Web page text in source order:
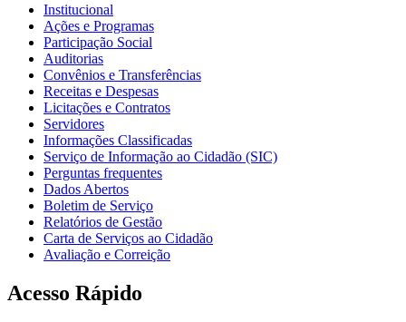
Institucional
Ações e Programas
Participação Social
Auditorias
Convênios e Transferências
Receitas e Despesas
Licitações e Contratos
Servidores
Informações Classificadas
Serviço de Informação ao Cidadão (SIC)
Perguntas frequentes
Dados Abertos
Boletim de Serviço
Relatórios de Gestão
Carta de Serviços ao Cidadão
Avaliação e Correição
Acesso Rápido